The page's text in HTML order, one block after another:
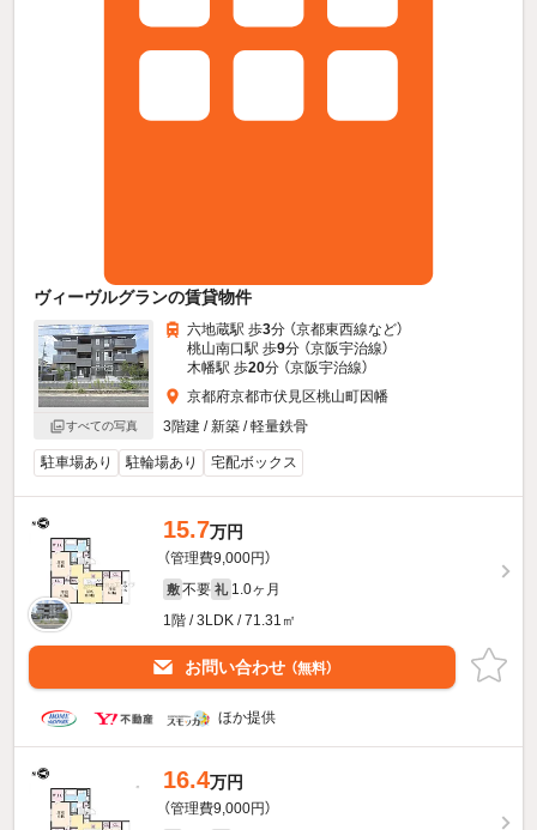
ヴィーヴルグランの賃貸物件
すべての写真
六地蔵駅 歩3分 （京都東西線など）
桃山南口駅 歩9分 （京阪宇治線）
木幡駅 歩20分 （京阪宇治線）
京都府京都市伏見区桃山町因幡
3階建 / 新築 / 軽量鉄骨
駐車場あり 駐輪場あり 宅配ボックス
15.7万円
（管理費9,000円）
敷 不要 礼 1.0ヶ月
1階 / 3LDK / 71.31㎡
お問い合わせ （無料）
ほか提供
16.4万円
（管理費9,000円）